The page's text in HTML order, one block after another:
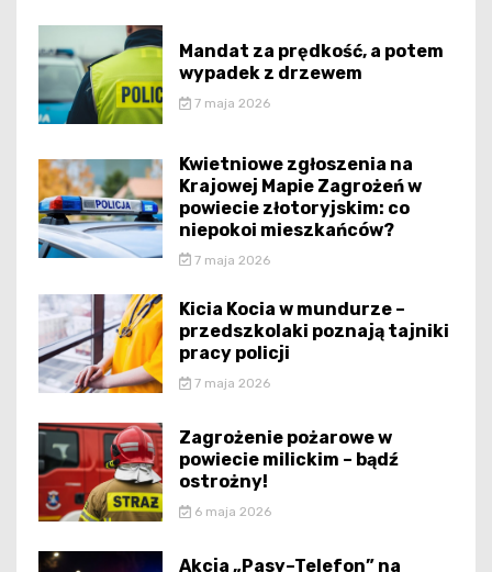
Mandat za prędkość, a potem
wypadek z drzewem
7 maja 2026
Kwietniowe zgłoszenia na
Krajowej Mapie Zagrożeń w
powiecie złotoryjskim: co
niepokoi mieszkańców?
7 maja 2026
Kicia Kocia w mundurze –
przedszkolaki poznają tajniki
pracy policji
7 maja 2026
Zagrożenie pożarowe w
powiecie milickim – bądź
ostrożny!
6 maja 2026
Akcja „Pasy–Telefon” na